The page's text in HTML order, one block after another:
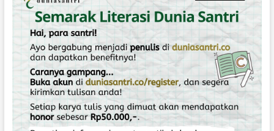
:
J
a
l
a
n
W
a
s
a
t
i